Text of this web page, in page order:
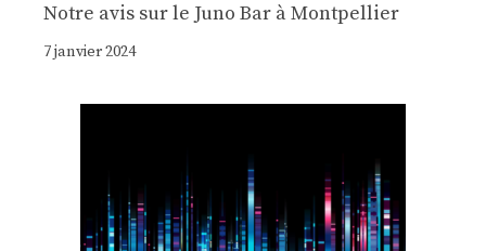
Notre avis sur le Juno Bar à Montpellier
7 janvier 2024